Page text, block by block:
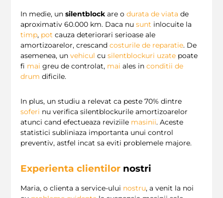
In medie, un silentblock are o durata de viata de
aproximativ 60.000 km. Daca nu sunt inlocuite la
timp, pot cauza deteriorari serioase ale
amortizoarelor, crescand costurile de reparatie. De
asemenea, un vehicul cu silentblockuri uzate poate
fi mai greu de controlat, mai ales in conditii de
drum dificile.
In plus, un studiu a relevat ca peste 70% dintre
soferi nu verifica silentblockurile amortizoarelor
atunci cand efectueaza reviziile masinii. Aceste
statistici subliniaza importanta unui control
preventiv, astfel incat sa eviti problemele majore.
Experienta clientilor nostri
Maria, o clienta a service-ului nostru, a venit la noi